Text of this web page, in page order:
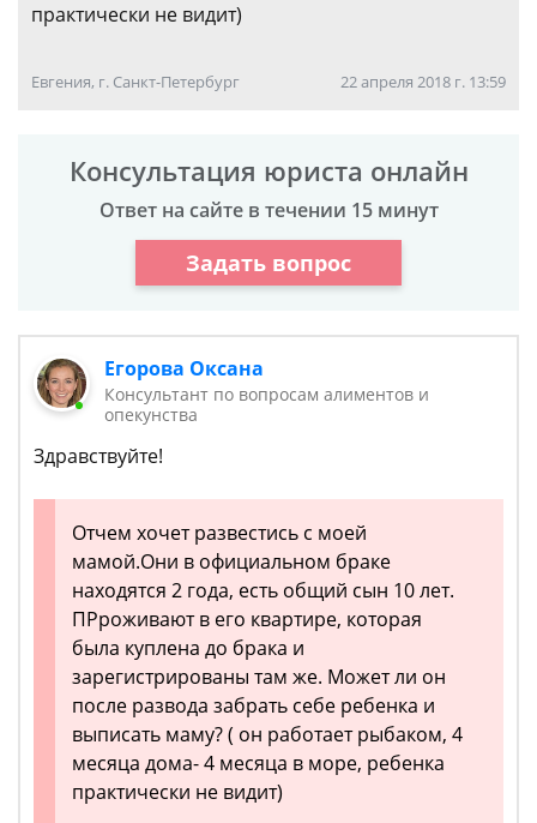
практически не видит)
Евгения, г. Санкт-Петербург 22 апреля 2018 г. 13:59
Консультация юриста онлайн
Ответ на сайте в течении 15 минут
Задать вопрос
Егорова Оксана
Консультант по вопросам алиментов и
опекунства
Здравствуйте!
Отчем хочет развестись с моей
мамой.Они в официальном браке
находятся 2 года, есть общий сын 10 лет.
ПРроживают в его квартире, которая
была куплена до брака и
зарегистрированы там же. Может ли он
после развода забрать себе ребенка и
выписать маму? ( он работает рыбаком, 4
месяца дома- 4 месяца в море, ребенка
практически не видит)